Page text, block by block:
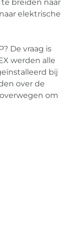
breiden naar
elektrische
De vraag is
werden alle
bij
over de
om